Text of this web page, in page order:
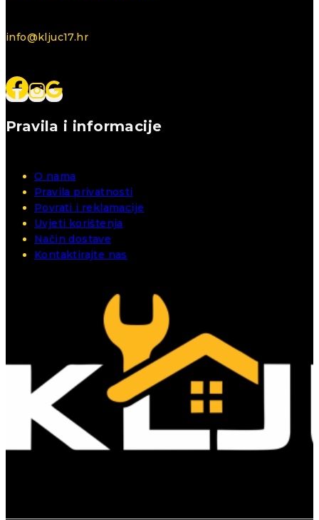
info@kljuc17.hr
Pravila i informacije
O nama
Pravila privatnosti
Povrati i reklamacije
Uvjeti korištenja
Način dostave
Kontaktirajte nas